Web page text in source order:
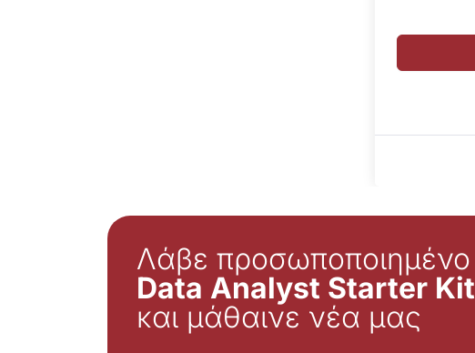
Λάβε προσωποποιημένο
Data Analyst Starter Kit
και μάθαινε νέα μας